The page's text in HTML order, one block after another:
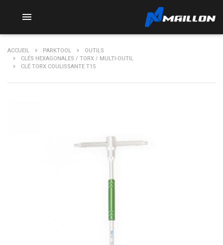

ACCUEIL PARKTOOL
OUTILS
CLÉS HEXAGONALES / TORX / MULTI-OUTIL
CLÉ TORX COULISSANTE T15